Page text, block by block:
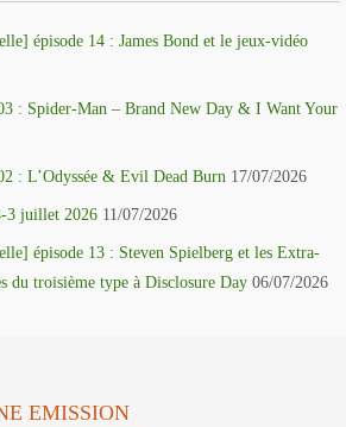
épisode 14 : James Bond et le jeux-vidéo
: Spider-Man – Brand New Day & I Want Your
: L’Odyssée & Evil Dead Burn 17/07/2026
3 juillet 2026 11/07/2026
épisode 13 : Steven Spielberg et les Extra-
du troisième type à Disclosure Day 06/07/2026
EMISSION